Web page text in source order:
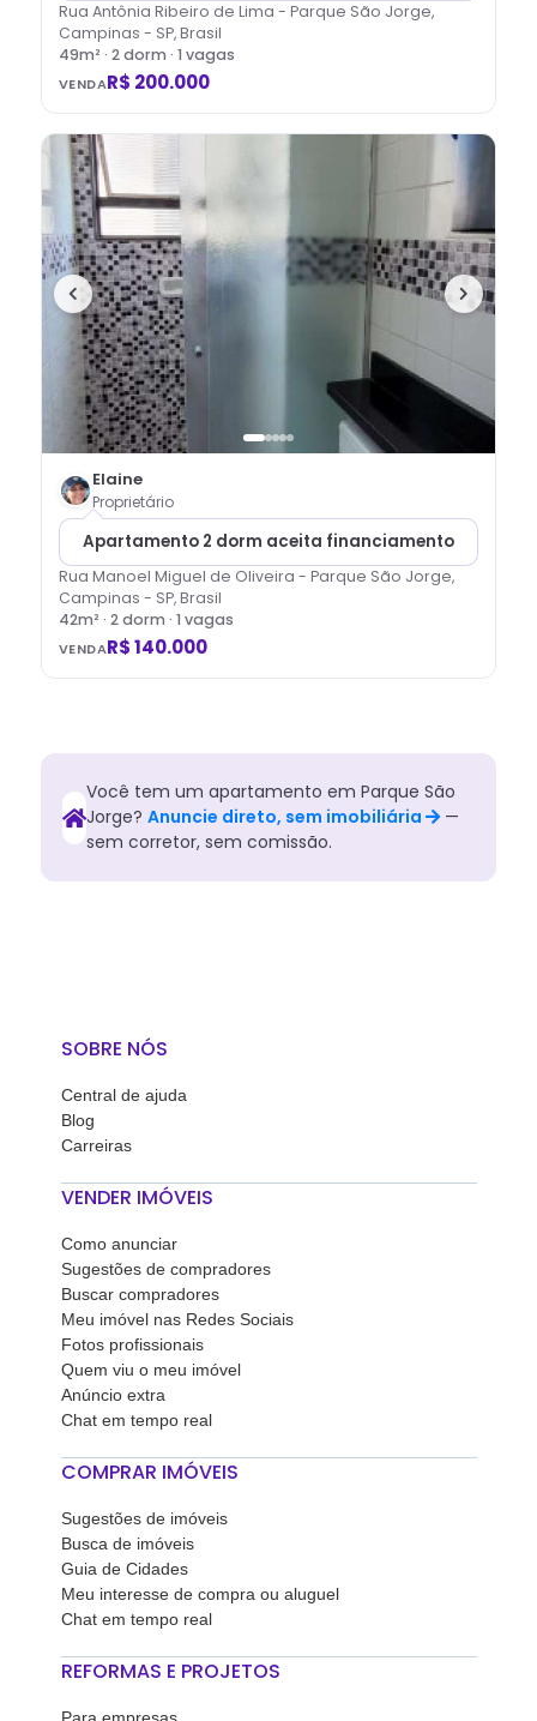
Rua Antônia Ribeiro de Lima - Parque São Jorge,
Campinas - SP, Brasil
49m² · 2dorm · 1 vagas
VENDAR$ 200.000
Elaine
Proprietário
Apartamento 2 dorm aceita financiamento
Rua Manoel Miguel de Oliveira - Parque São Jorge,
Campinas - SP, Brasil
42m² · 2dorm · 1 vagas
VENDAR$ 140.000
Você tem um apartamento em Parque São
Jorge? Anuncie direto, sem imobiliária
—
sem corretor, sem comissão.
SOBRE NÓS
Central de ajuda
Blog
Carreiras
VENDER IMÓVEIS
Como anunciar
Sugestões de compradores
Buscar compradores
Meu imóvel nas Redes Sociais
Fotos profissionais
Quem viu o meu imóvel
Anúncio extra
Chat em tempo real
COMPRAR IMÓVEIS
Sugestões de imóveis
Busca de imóveis
Guia de Cidades
Meu interesse de compra ou aluguel
Chat em tempo real
REFORMAS E PROJETOS